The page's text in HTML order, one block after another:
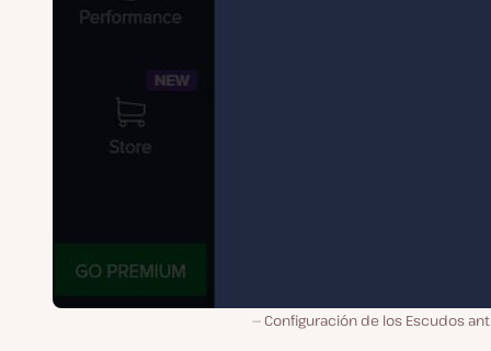
Configuración de los Escudos